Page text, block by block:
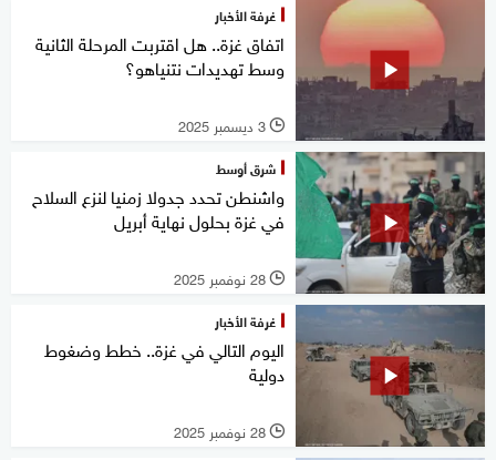
غرفة الأخبار
اتفاق غزة.. هل اقتربت المرحلة الثانية
وسط تهديدات نتنياهو؟
l 3 ديسمبر 2025
شرق أوسط
واشنطن تحدد جدولا زمنيا لنزع السلاح
في غزة بحلول نهاية أبريل
l 28 نوفمبر 2025
غرفة الأخبار
اليوم التالي في غزة.. خطط وضغوط
دولية
l 28 نوفمبر 2025